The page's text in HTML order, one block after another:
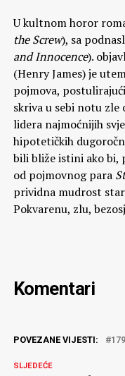
U kultnom horor
the Screw), sa
and Innocence).
(Henry James) je
pojmova,
skriva u sebi notu
lidera najmoćnijih
hipotetičkih
bili bliže istini ako bi,
od pojmovnog para
prividna mudrost
Pokvarenu, zlu,
Komentari
POVEZANE VIJESTI:
SLJEDEĆE